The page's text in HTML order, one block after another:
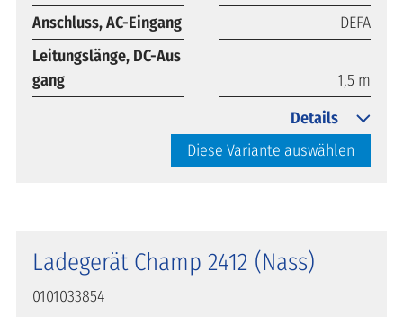
Anschluss, AC-Eingang
DEFA
Leitungslänge, DC-Aus
gang
1,5 m
Diese Variante auswählen
Details
Ladegerät Champ 2412 (Nass)
0101033854